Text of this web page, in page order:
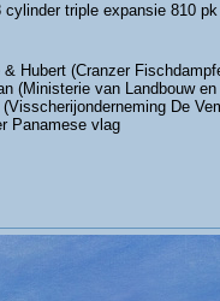
triple expansie 810 pk
Hubert (Cranzer
(Ministerie van Landbouw
De
Panamese vlag